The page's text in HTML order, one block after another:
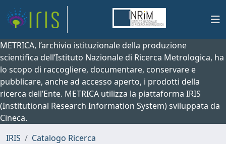
METRICA, l’archivio istituzionale della produzione
scientifica dell’Istituto Nazionale di Ricerca Metrologica, ha
lo scopo di raccogliere, documentare, conservare e
pubblicare, anche ad accesso aperto, i prodotti della
ricerca dell’Ente. METRICA utilizza la piattaforma IRIS
(Institutional Research Information System) sviluppata da
Cineca.
IRIS
Catalogo Ricerca